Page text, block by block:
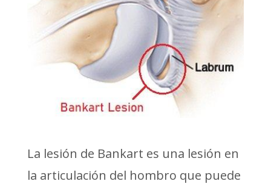
La lesión de Bankart es una lesión en
la articulación del hombro que puede